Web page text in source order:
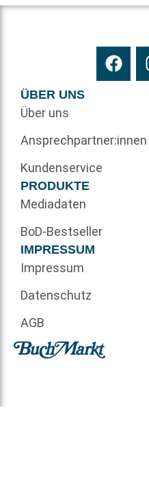
ÜBER UNS
Über uns
Ansprechpartner:innen
Kundenservice
PRODUKTE
Mediadaten
BoD-Bestseller
IMPRESSUM
Impressum
Datenschutz
AGB